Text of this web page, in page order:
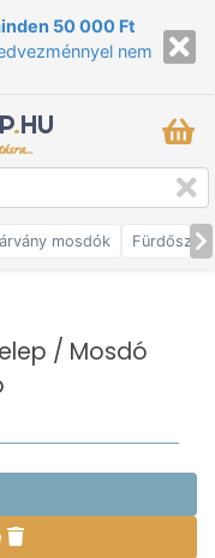
50 000 Ft
nem
.HU
mosdók
/ Mosdó